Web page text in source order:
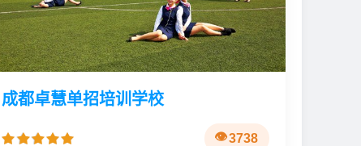
成都卓慧单招培训学校
3738